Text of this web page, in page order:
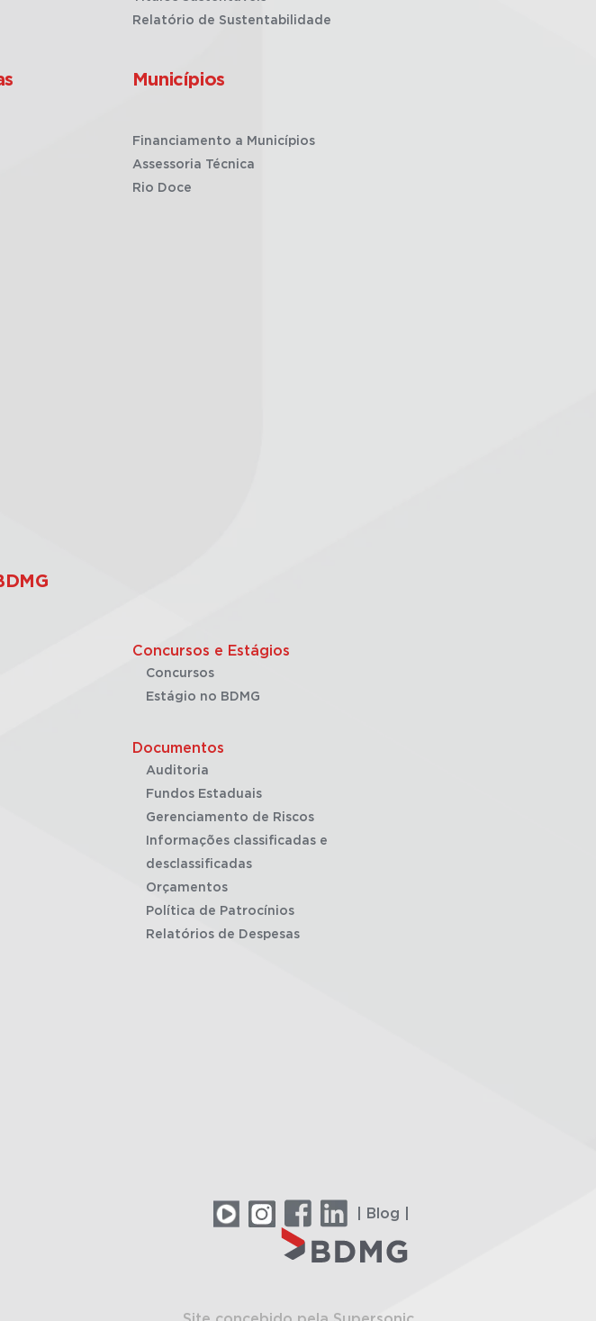
Relatório de Sustentabilidade
Municípios
Financiamento a Municípios
Assessoria Técnica
Rio Doce
Concursos e Estágios
Concursos
Estágio no BDMG
Documentos
Auditoria
Fundos Estaduais
Gerenciamento de Riscos
Informações classificadas e
desclassificadas
Orçamentos
Política de Patrocínios
Relatórios de Despesas
| Blog |